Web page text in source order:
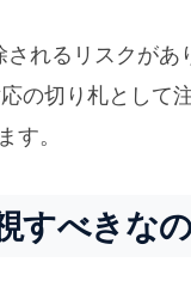
れるリスクがあ
の切り札として
す。
すべきな